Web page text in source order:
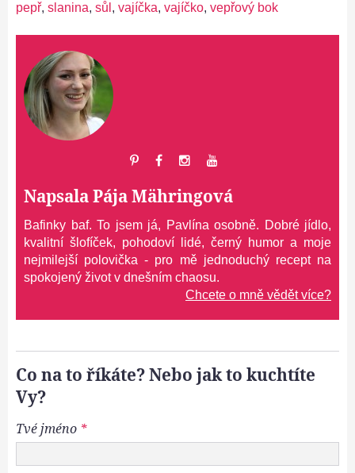
pepř, slanina, sůl , vajíčka, vajíčko, vepřový bok
NapsalaPája Mähringová
Bafinky baf. To jsem já, Pavlína osobně. Dobré jídlo,
kvalitní šlofíček, pohodoví lidé, černý humor a moje
nejmilejší polovička - pro mě jednoduchý recept na
spokojený život v dnešním chaosu.
Chcete o mně vědět více?
Co na to říkáte? Nebo jak to kuchtíte
Vy?
Tvé jméno *